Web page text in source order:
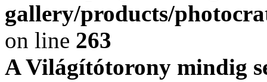
gallery/products/
on line 263
A Világítótorony mindig